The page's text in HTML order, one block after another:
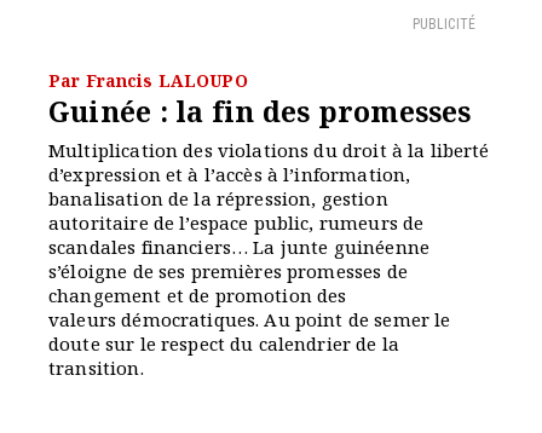
PUBLICITÉ
Par Francis LALOUPO
Guinée : la fin des promesses
Multiplication des violations du droit à la liberté
d’expression et à l’accès à l’information,
banalisation de la répression, gestion
autoritaire de l’espace public, rumeurs de
scandales financiers… La junte guinéenne
s’éloigne de ses premières promesses de
changement et de promotion des
valeurs démocratiques. Au point de semer le
doute sur le respect du calendrier de la
transition.